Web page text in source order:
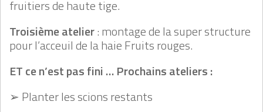
fruitiers de haute tige.
Troisième atelier: montage de la super structure
pour l’acceuil de la haie Fruits rouges.
ET ce n’est pas fini … Prochains ateliers :
➢ Planter les scions restants